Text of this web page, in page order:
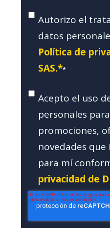
Autorizo el
datos
Política de
SAS.**
Acepto el uso
personales
promociones,
novedades que
para mí
privacidad de